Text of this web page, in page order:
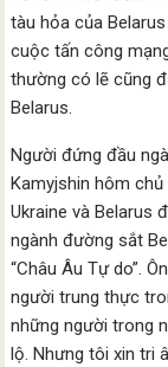
tàu hỏa của
cuộc tấn công
thường có lẽ cũng
Belarus.
Người đứng đầu
Kamyjshin hôm
Ukraine và Belarus
ngành đường sắt
“Châu Âu Tự do”.
người trung thực
những người trong
lộ. Nhưng tôi xin tri